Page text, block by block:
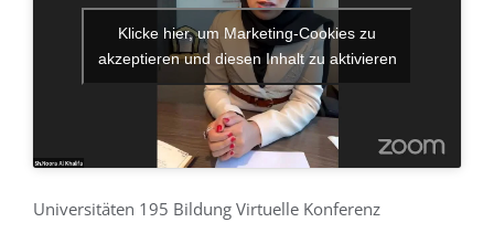
Klicke hier, um Marketing-Cookies zu
akzeptieren und diesen Inhalt zu aktivieren
Universitäten 195 Bildung Virtuelle Konferenz